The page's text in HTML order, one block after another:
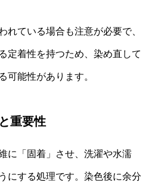
れている場合も注意が必要で、
定着性を持つため、染め直して
可能性があります。
重要性
に「固着」させ、洗濯や水濡
にする処理です。染色後に余分